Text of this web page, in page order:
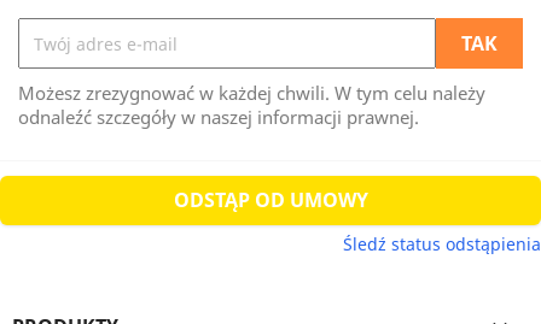
Możesz zrezygnować w każdej chwili. W tym celu należy
odnaleźć szczegóły w naszej informacji prawnej.
ODSTĄP OD UMOWY
Śledź status odstąpienia